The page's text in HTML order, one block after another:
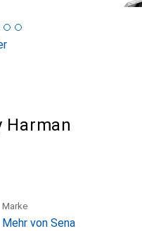
Harman
Marke
Mehr von Sena